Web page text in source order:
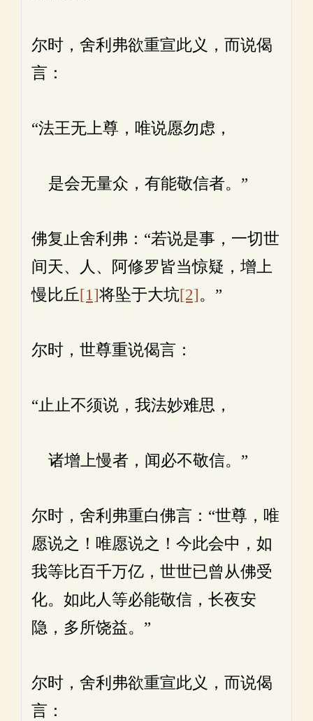
尔时，舍利弗欲重宣此义，而说偈
言：
“法王无上尊，唯说愿勿虑，
是会无量众，有能敬信者。”
佛复止舍利弗：“若说是事，一切世
间天、人、阿修罗皆当惊疑，增上
慢比丘[1]将坠于大坑[2]。”
尔时，世尊重说偈言：
“止止不须说，我法妙难思，
诸增上慢者，闻必不敬信。”
尔时，舍利弗重白佛言：“世尊，唯
愿说之！唯愿说之！今此会中，如
我等比百千万亿，世世已曾从佛受
化。如此人等必能敬信，长夜安
隐，多所饶益。”
尔时，舍利弗欲重宣此义，而说偈
言：